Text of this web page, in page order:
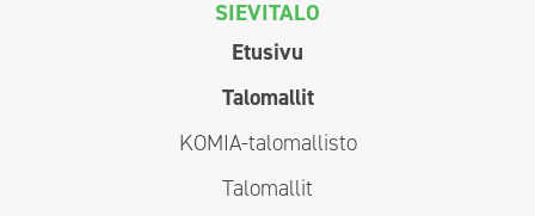
SIEVITALO
Etusivu
Talomallit
KOMIA-talomallisto
Talomallit